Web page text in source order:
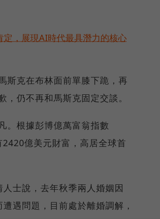
，展現AI時代最具潛力的核心
斯克在布林面前單膝下跪，再
仍不再和馬斯克固定交談。
。根據彭博億萬富翁指數
億美元財富，高居全球首
士說，去年秋季兩人婚姻因
遇問題，目前處於離婚調解，